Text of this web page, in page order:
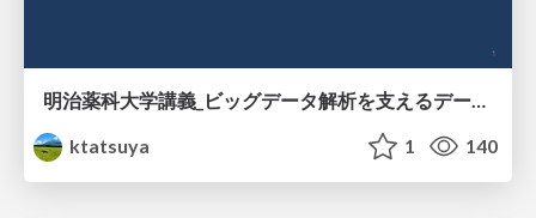
ktatsuya
1 140